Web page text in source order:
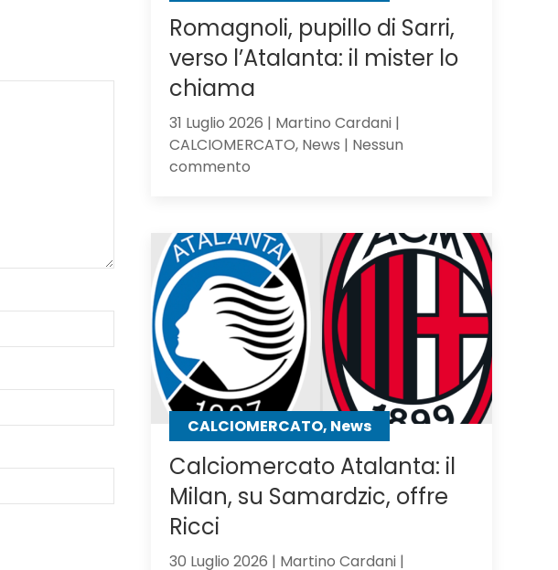
Romagnoli, pupillo di Sarri,
verso l’Atalanta: il mister lo
chiama
31 Luglio 2026 | Martino Cardani |
CALCIOMERCATO, News | Nessun
commentosu
di
Sarri,
verso
l’Atalanta:
il
mister
lo
chiama
CALCIOMERCATO, News
Calciomercato Atalanta: il
Milan, su Samardzic, offre
Ricci
30 Luglio 2026 | Martino Cardani |